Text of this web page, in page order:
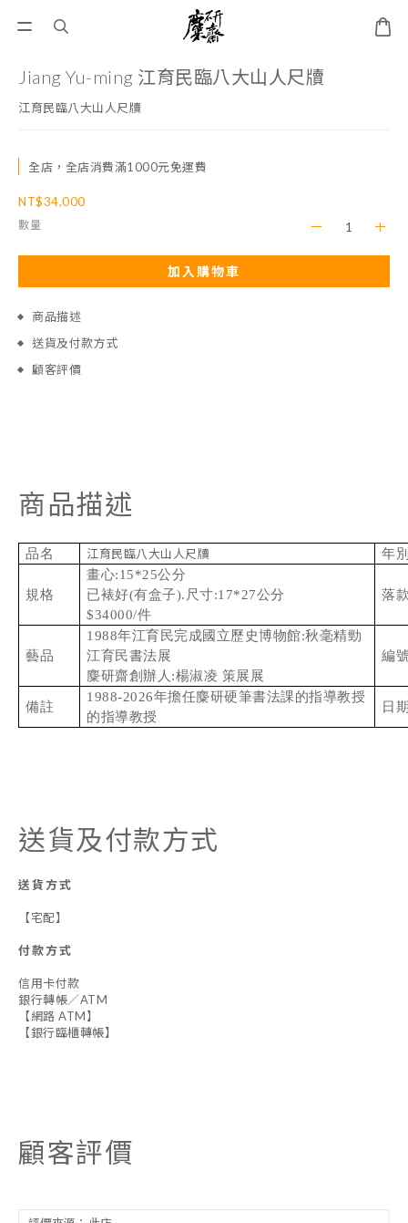
Jiang Yu-ming 江育民臨八大山人尺牘
江育民臨八大山人尺牘
全店，全店消費滿1000元免運費
NT$34,000
數量
加入購物車
商品描述
送貨及付款方式
顧客評價
商品描述
品名 江育民臨八大山人尺牘 年
規格
畫心:15*25公分
已裱好(有盒子).尺寸:17*27公分
$34000/件
落
藝品
1988年江育民完成國立歷史博物館:秋毫精勁
江育民書法展
麋研齋創辦人:楊淑凌 策展 展
編
備註
1988-2026年擔任麋研硬筆書法課的指導教授
的指導教授
日
送貨及付款方式
送貨方式
【宅配】
付款方式
信用卡付款
銀行轉帳／ATM
【網路 ATM】
【銀行臨櫃轉帳】
顧客評價